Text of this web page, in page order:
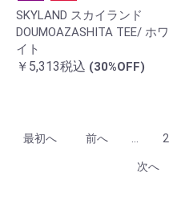
SKYLAND スカイランド
DOUMOAZASHITA TEE/ ホワ
イト
￥5,313税込 (30%OFF)
最初へ 前へ 2
次へ